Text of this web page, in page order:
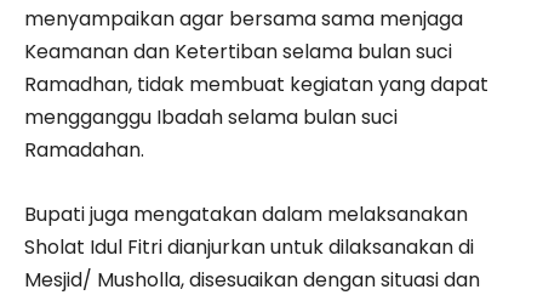
menyampaikan agar bersama sama menjaga
Keamanan dan Ketertiban selama bulan suci
Ramadhan, tidak membuat kegiatan yang dapat
mengganggu Ibadah selama bulan suci
Ramadahan.
Bupati juga mengatakan dalam melaksanakan
Sholat Idul Fitri dianjurkan untuk dilaksanakan di
Mesjid/ Musholla, disesuaikan dengan situasi dan